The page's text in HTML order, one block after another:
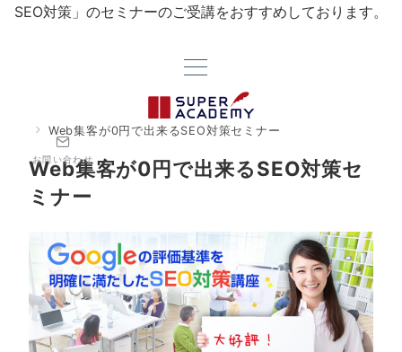
SEO対策」のセミナーのご受講をおすすめしております。